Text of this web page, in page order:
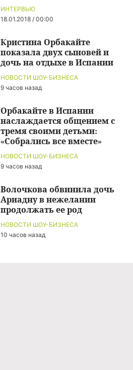
ИНТЕРВЬЮ
18.01.2018 / 00:00
НОВОСТИ ШОУ-БИЗНЕСА
9 часов назад
Кристина Орбакайте
показала двух сыновей и
дочь на отдыхе в Испании
НОВОСТИ ШОУ-БИЗНЕСА
9 часов назад
Орбакайте в Испании
наслаждается общением с
тремя своими детьми:
«Собрались все вместе»
НОВОСТИ ШОУ-БИЗНЕСА
10 часов назад
Волочкова обвинила дочь
Ариадну в нежелании
продолжать ее род